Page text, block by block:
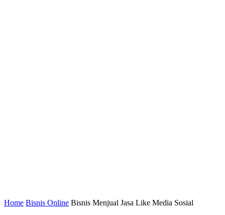
Home Bisnis Online Bisnis Menjual Jasa Like Media Sosial